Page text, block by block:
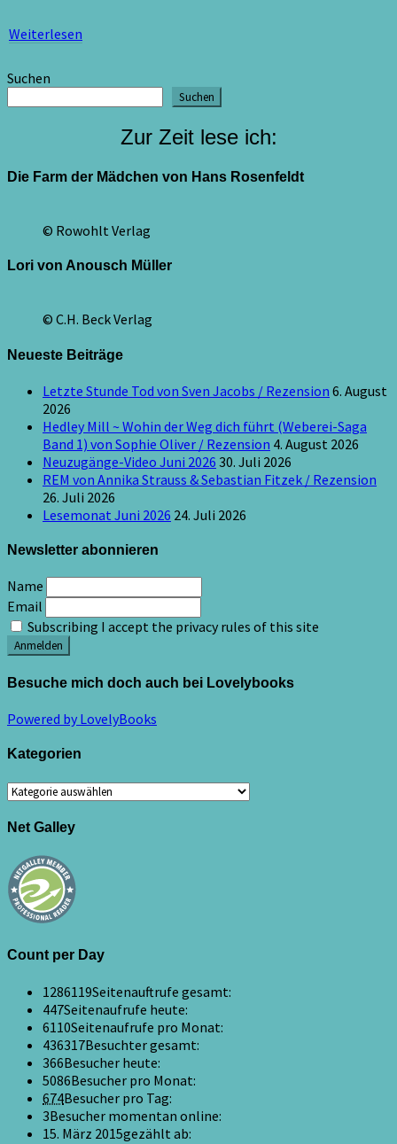
Weiterlesen
Suchen
Suchen
Zur Zeit lese ich:
Die Farm der Mädchen von Hans Rosenfeldt
© Rowohlt Verlag
Lori von Anousch Müller
© C.H. Beck Verlag
Neueste Beiträge
Letzte Stunde Tod von Sven Jacobs / Rezension 6. August
2026
Hedley Mill ~ Wohin der Weg dich führt (Weberei-Saga
Band 1) von Sophie Oliver / Rezension 4. August 2026
Neuzugänge-Video Juni 2026 30. Juli 2026
REM von Annika Strauss & Sebastian Fitzek / Rezension
26. Juli 2026
Lesemonat Juni 2026 24. Juli 2026
Newsletter abonnieren
Name
Email
Subscribing I accept the privacy rules of this site
Besuche mich doch auch bei Lovelybooks
Powered by LovelyBooks
Kategorien
Kategorien
Net Galley
Count per Day
1286119Seitenauftrufe gesamt:
447Seitenaufrufe heute:
6110Seitenaufrufe pro Monat:
436317Besuchter gesamt:
366Besucher heute:
5086Besucher pro Monat:
674Besucher pro Tag:
3Besucher momentan online:
15. März 2015gezählt ab: